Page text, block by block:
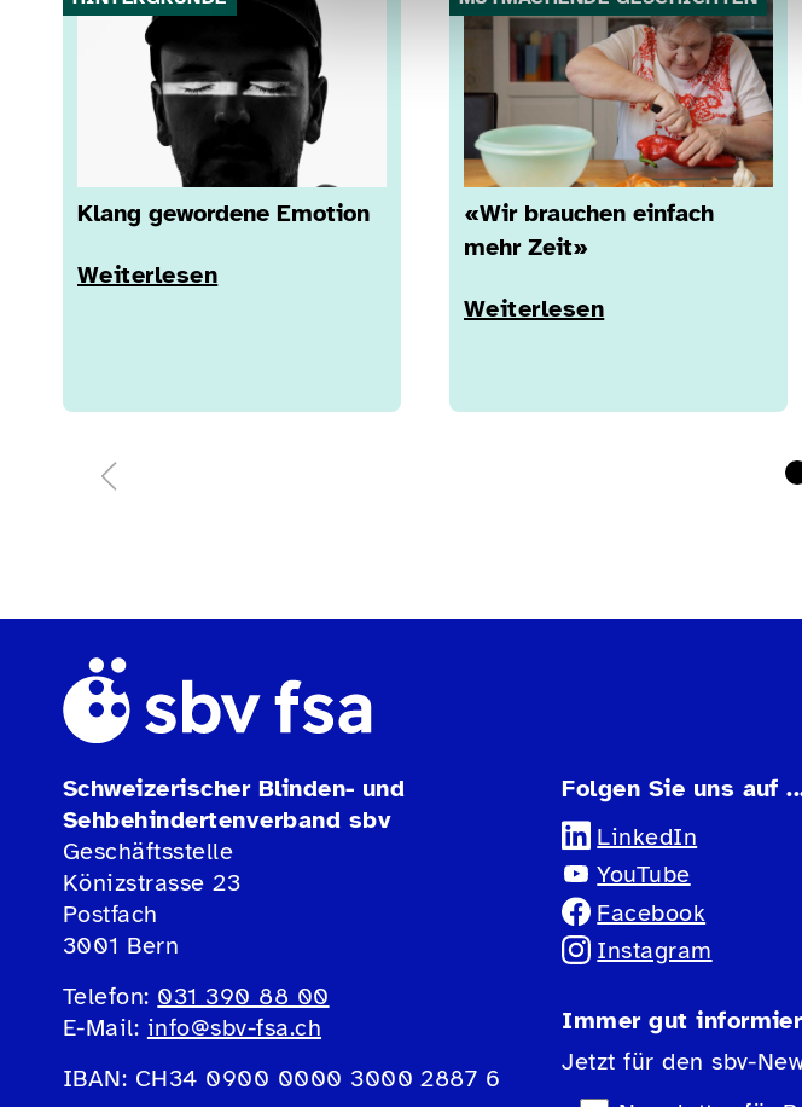
Klang gewordene Emotion
Weiterlesen
«Wir brauchen einfach
mehr Zeit»
Weiterlesen
Schweizerischer Blinden- und
Sehbehindertenverband sbv
Geschäftsstelle
Könizstrasse 23
Postfach
3001 Bern
Telefon: 031 390 88 00
E-Mail: info@sbv-fsa.ch
IBAN: CH34 0900 0000 3000 2887 6
Folgen Sie uns auf
LinkedIn
YouTube
Facebook
Instagram
Immer gut
Jetzt für den sbv-